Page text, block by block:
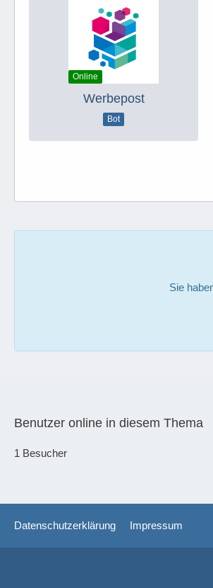
Online
Werbepost
Bot
Sie
Benutzer online in diesem Thema
1 Besucher
Datenschutzerklärung Impressum